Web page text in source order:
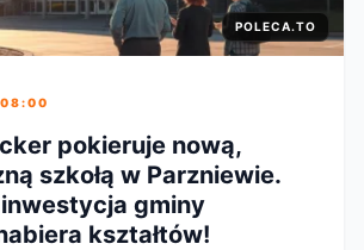
POLECA.TO
pokieruje nową,
szkołą w Parzniewie.
gminy
kształtów!